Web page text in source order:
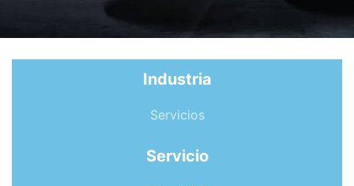
Industria
Servicios
Servicio